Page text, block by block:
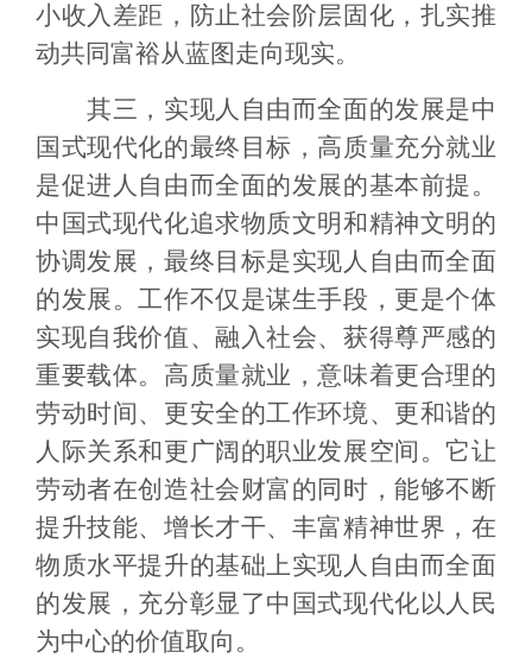
小收入差距，防止社会阶层固化，扎实推
动共同富裕从蓝图走向现实。
其三，实现人自由而全面的发展是中
国式现代化的最终目标，高质量充分就业
是促进人自由而全面的发展的基本前提。
中国式现代化追求物质文明和精神文明的
协调发展，最终目标是实现人自由而全面
的发展。工作不仅是谋生手段，更是个体
实现自我价值、融入社会、获得尊严感的
重要载体。高质量就业，意味着更合理的
劳动时间、更安全的工作环境、更和谐的
人际关系和更广阔的职业发展空间。它让
劳动者在创造社会财富的同时，能够不断
提升技能、增长才干、丰富精神世界，在
物质水平提升的基础上实现人自由而全面
的发展，充分彰显了中国式现代化以人民
为中心的价值取向。